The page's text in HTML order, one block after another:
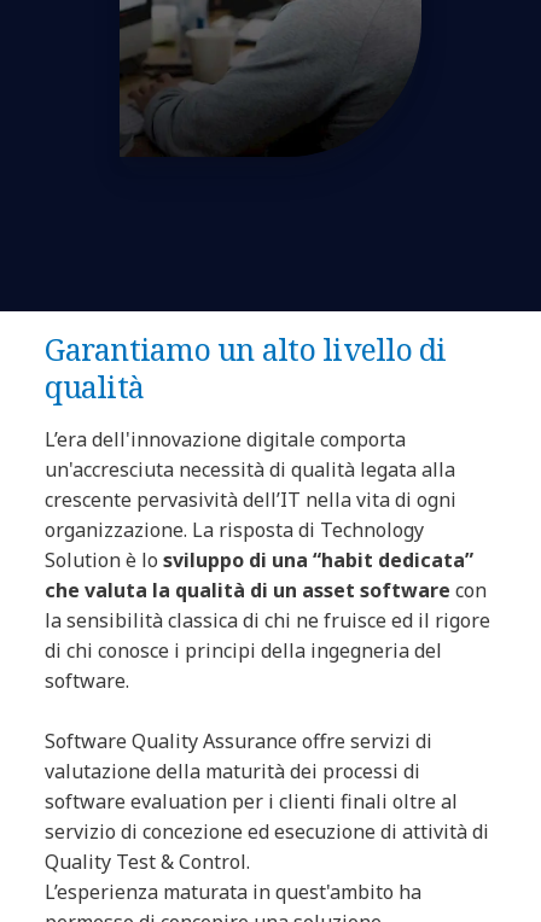
Garantiamo un alto livello di
qualità
L’era dell'innovazione digitale comporta
un'accresciuta necessità di qualità legata alla
crescente pervasività dell’IT nella vita di ogni
organizzazione. La risposta di Technology
Solution è losviluppo di una “habit dedicata”
che valuta la qualità di un asset software con
la sensibilità classica di chi ne fruisce ed il rigore
di chi conosce i principi della ingegneria del
software.
Software Quality Assurance offre servizi di
valutazione della maturità dei processi di
softwareevaluation per i clienti finali oltre al
servizio di concezione ed esecuzione di attività di
Quality Test & Control.
L’esperienza maturata in quest'ambito ha